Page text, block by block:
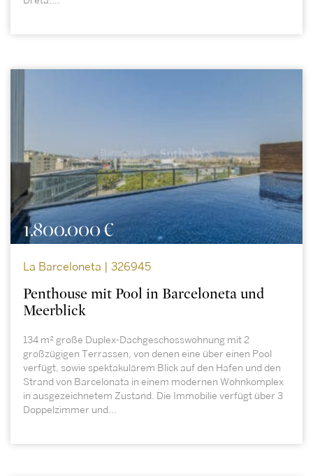
1.800.000 €
La Barceloneta | 326945
Penthouse mit Pool in Barceloneta und
Meerblick
134 m² große Duplex-Dachgeschosswohnung mit 2
großzügigen Terrassen, von denen eine über einen Pool
verfügt, sowie spektakulärem Blick auf den Hafen und den
Strand von Barcelonata in einem modernen Wohnkomplex
in ausgezeichnetem Zustand. Die Immobilie verfügt über 3
Doppelzimmer und...